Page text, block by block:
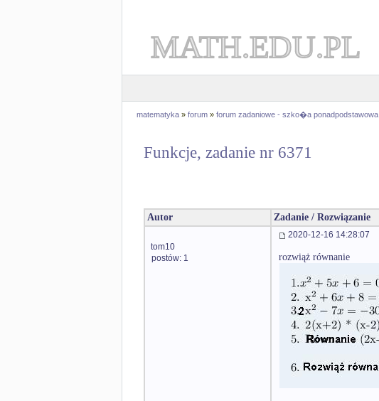
MATH.EDU.PL
matematyka » forum » forum zadaniowe - szko�a ponadpodstawowa
Funkcje, zadanie nr 6371
Autor Zadanie / Rozwiązanie
tom10
postów: 1
2020-12-16 14:28:07
rozwiąż równanie